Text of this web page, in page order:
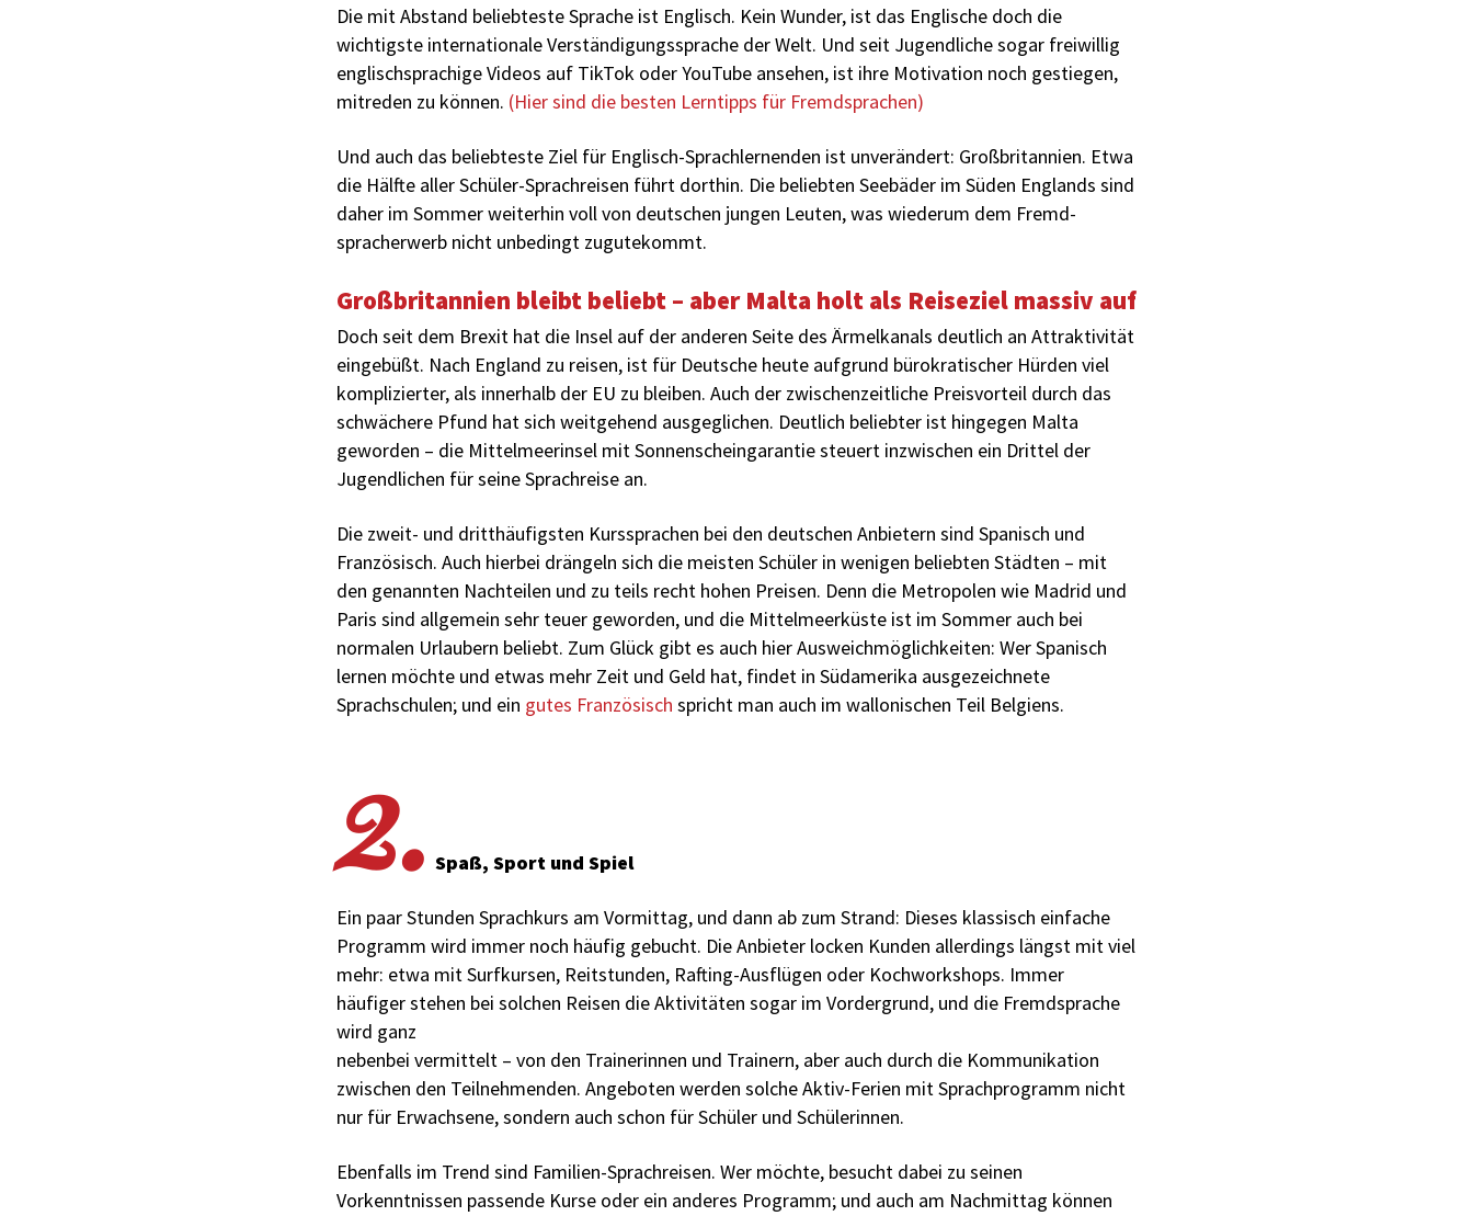
Die mit Abstand beliebteste Sprache ist Englisch. Kein Wunder, ist das Englische doch die
wichtigste internationale Verständigungssprache der Welt. Und seit Jugendliche sogar freiwillig
englischsprachige Videos auf TikTok oder YouTube ansehen, ist ihre Motivation noch gestiegen,
mitreden zu können. (Hier sind die besten Lerntipps für Fremdsprachen)
Und auch das beliebteste Ziel für Englisch-Sprachlernenden ist unverändert: Großbritannien. Etwa
die Hälfte aller Schüler-Sprachreisen führt dorthin. Die beliebten Seebäder im Süden Englands sind
daher im Sommer weiterhin voll von deutschen jungen Leuten, was wiederum dem Fremd­
spracherwerb nicht unbedingt zugutekommt.
Großbritannien bleibt beliebt – aber Malta holt als Reiseziel massiv auf
Doch seit dem Brexit hat die Insel auf der anderen Seite des Ärmelkanals deutlich an Attraktivität
eingebüßt. Nach England zu reisen, ist für Deutsche heute aufgrund bürokratischer Hürden viel
komplizierter, als innerhalb der EU zu bleiben. Auch der zwischenzeitliche Preisvorteil durch das
schwächere Pfund hat sich weitgehend ausgeglichen. Deutlich beliebter ist hingegen Malta
geworden – die Mittelmeerinsel mit Sonnenscheingarantie steuert inzwischen ein Drittel der
Jugendlichen für seine Sprachreise an.
Die zweit- und dritthäufigsten Kurssprachen bei den deutschen Anbietern sind Spanisch und
Französisch. Auch hierbei drängeln sich die meisten Schüler in wenigen beliebten Städten – mit
den genannten Nachteilen und zu teils recht hohen Preisen. Denn die Metropolen wie Madrid und
Paris sind allgemein sehr teuer geworden, und die Mittelmeerküste ist im Sommer auch bei
normalen Urlaubern beliebt. Zum Glück gibt es auch hier Ausweichmöglichkeiten: Wer Spanisch
lernen möchte und etwas mehr Zeit und Geld hat, findet in Südamerika ausgezeichnete
Sprachschulen; und ein gutes Französisch spricht man auch im wallonischen Teil Belgiens.
2. Spaß, Sport und Spiel
Ein paar Stunden Sprachkurs am Vormittag, und dann ab zum Strand: Dieses klassisch einfache
Programm wird immer noch häufig gebucht. Die Anbieter locken Kunden allerdings längst mit viel
mehr: etwa mit Surfkursen, Reitstunden, Rafting-Ausflügen oder Kochworkshops. Immer
häufiger stehen bei solchen Reisen die Aktivitäten sogar im Vordergrund, und die Fremdsprache
wird ganz
nebenbei vermittelt – von den Trainerinnen und Trainern, aber auch durch die Kommunikation
zwischen den Teilnehmenden. Angeboten werden solche Aktiv-Ferien mit Sprachprogramm nicht
nur für Erwachsene, sondern auch schon für Schüler und Schülerinnen.
Ebenfalls im Trend sind Familien-Sprachreisen. Wer möchte, besucht dabei zu seinen
Vorkenntnissen passende Kurse oder ein anderes Programm; und auch am Nachmittag können